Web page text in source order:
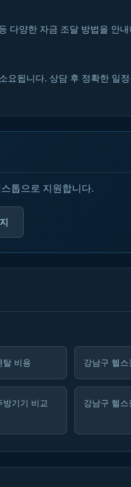
다양한 자금 조달 방법을 안
요됩니다. 상담 후 정확한 일
톱으로 지원합니다.
탈 비용 강남구 헬
방기기 비교 강남구 헬스